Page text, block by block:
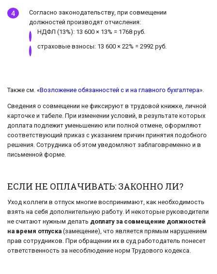
Согласно законодательству, при совмещении
должностей производят отчисления:
НДФЛ (13%): 13 600 × 13% = 1768 руб.
страховые взносы: 13 600 × 22% = 2992 руб.
Также см. «Возложение обязанностей с и на главного бухгалтера».
Сведения о совмещении не фиксируют в трудовой книжке, личной
карточке и табеле. При изменении условий, в результате которых
доплата подлежит уменьшению или полной отмене, оформляют
соответствующий приказ с указанием причин принятия подобного
решения. Сотрудника об этом уведомляют заблаговременно и в
письменной форме.
ЕСЛИ НЕ ОПЛАЧИВАТЬ: ЗАКОННО ЛИ?
Уход коллеги в отпуск многие воспринимают, как необходимость
взять на себя дополнительную работу. И некоторые руководители
не считают нужным делать доплату за совмещение должностей
на время отпуска (замещение), что является прямым нарушением
прав сотрудников. При обращении их в суд работодатель понесет
ответственность за несоблюдение норм Трудового кодекса.